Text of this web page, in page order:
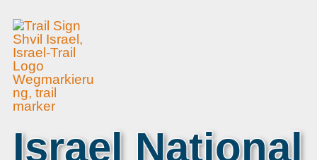
Israel National